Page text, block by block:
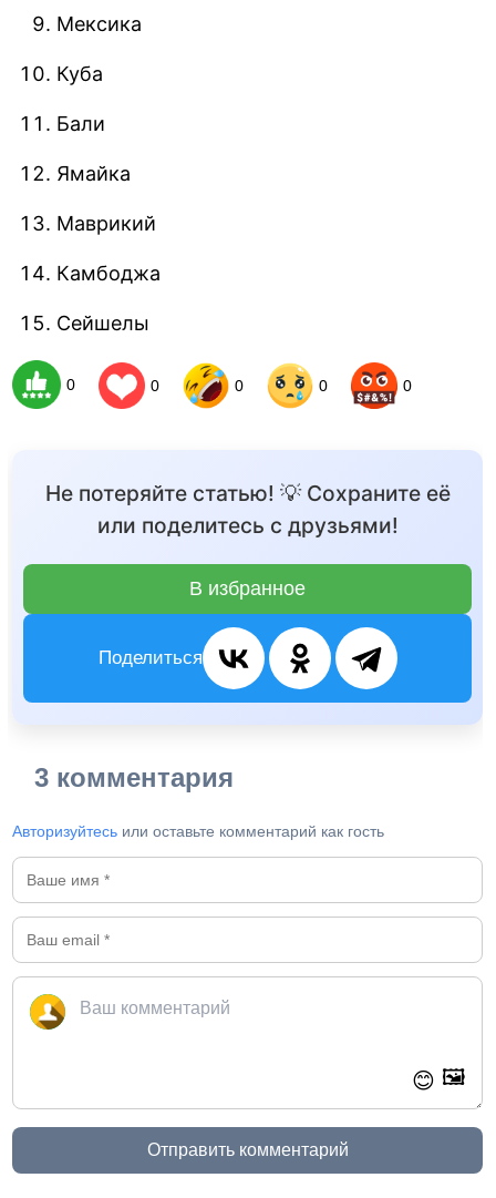
Мексика
Куба
Бали
Ямайка
Маврикий
Камбоджа
Сейшелы
0 0 0 0 0
Не потеряйте статью! 💡 Сохраните её
или поделитесь с друзьями!
В избранное
Поделиться
3 комментария
Авторизуйтесь или оставьте комментарий как гость
😊 🖼️
Отправить комментарий